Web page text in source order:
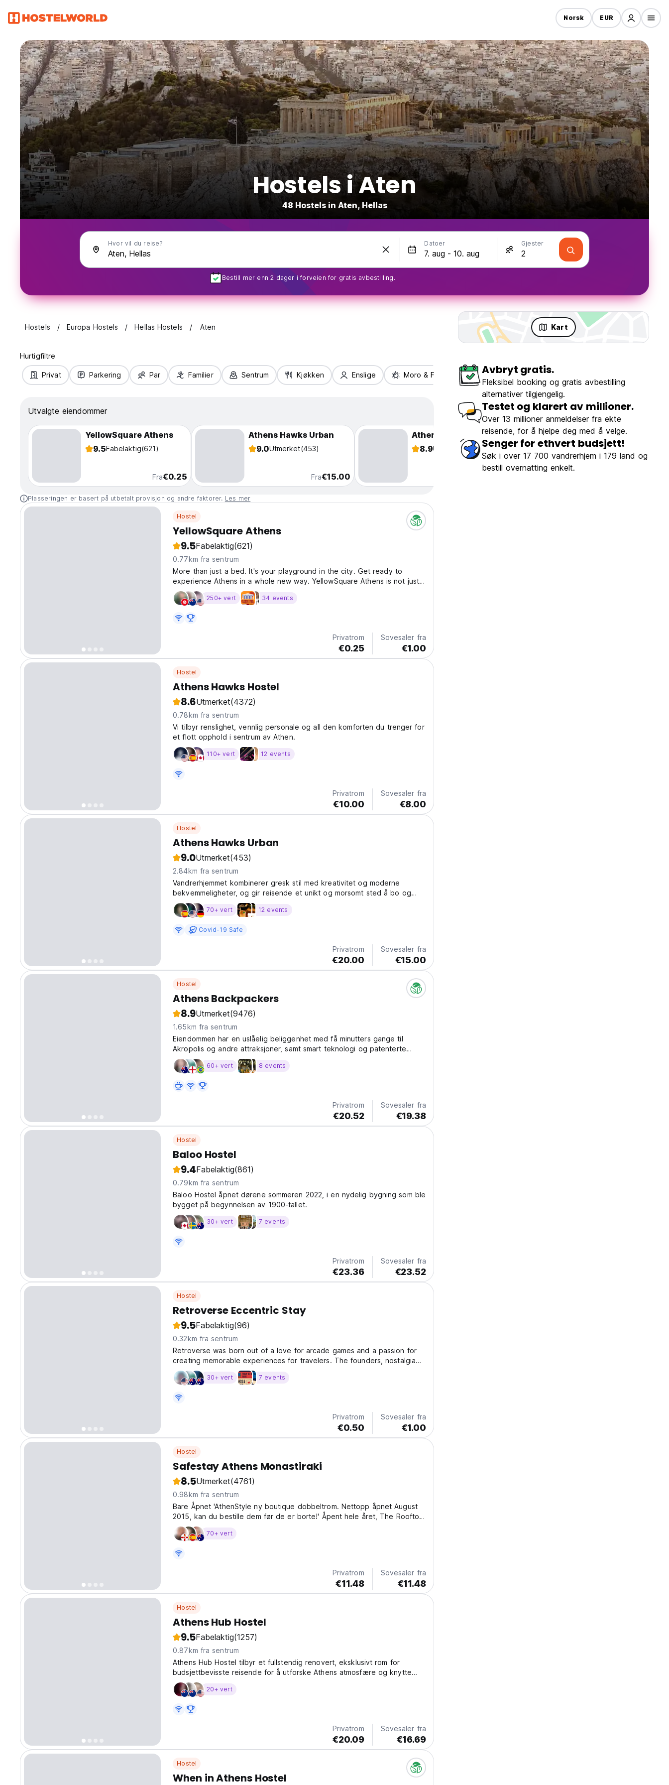
Norsk EUR
Hostels i Aten
48 Hostels in Aten, Hellas
Hvor vil du reise? Datoer Gjester
Bestill mer enn 2 dager i forveien for gratis avbestilling.
Hostels Europa Hostels Hellas Hostels Aten Kart
Hurtigfiltre
Privat Parkering Par Familier Sentrum Kjøkken Enslige Moro & Fest
Utvalgte eiendommer
YellowSquare Athens
9.5Fabelaktig(621)
Fra€0.25
Athens Hawks Urban
9.0Utmerket(453)
Fra€15.00
Athens Backpackers
8.9Utmerket(9476)
Plasseringen er basert på utbetalt provisjon og andre faktorer. Les mer
Hostel
YellowSquare Athens
9.5Fabelaktig(621)
0.77km fra sentrum
More than just a bed. It's your playground in the city. Get ready to
experience Athens in a whole new way. YellowSquare Athens is not just a
place to sleep. It's where travelers meet, connect, and play. Whether
you’re here to explore, work, dance, or unwind,...
250+ vert 34 events
Privatrom
€0.25
Sovesaler fra
€1.00
Hostel
Athens Hawks Hostel
8.6Utmerket(4372)
0.78km fra sentrum
Vi tilbyr renslighet, vennlig personale og all den komforten du trenger for
et flott opphold i sentrum av Athen.
110+ vert 12 events
Privatrom
€10.00
Sovesaler fra
€8.00
Hostel
Athens Hawks Urban
9.0Utmerket(453)
2.84km fra sentrum
Vandrerhjemmet kombinerer gresk stil med kreativitet og moderne
bekvemmeligheter, og gir reisende et unikt og morsomt sted å bo og
sosialisere.
70+ vert 12 events
Covid-19 Safe
Privatrom
€20.00
Sovesaler fra
€15.00
Hostel
Athens Backpackers
8.9Utmerket(9476)
1.65km fra sentrum
Eiendommen har en uslåelig beliggenhet med få minutters gange til
Akropolis og andre attraksjoner, samt smart teknologi og patenterte
private kapselsenger med USB-porter og strømuttak.
60+ vert 8 events
Privatrom
€20.52
Sovesaler fra
€19.38
Hostel
Baloo Hostel
9.4Fabelaktig(861)
0.79km fra sentrum
Baloo Hostel åpnet dørene sommeren 2022, i en nydelig bygning som ble
bygget på begynnelsen av 1900-tallet.
30+ vert 7 events
Privatrom
€23.36
Sovesaler fra
€23.52
Hostel
Retroverse Eccentric Stay
9.5Fabelaktig(96)
0.32km fra sentrum
Retroverse was born out of a love for arcade games and a passion for
creating memorable experiences for travelers. The founders, nostalgia
enthusiasts, envisioned a place where guests could relive the magic of
the past with modern comforts. Inspired by classic...
30+ vert 7 events
Privatrom
€0.50
Sovesaler fra
€1.00
Hostel
Safestay Athens Monastiraki
8.5Utmerket(4761)
0.98km fra sentrum
Bare Åpnet 'AthenStyle ny boutique dobbeltrom. Nettopp åpnet August
2015, kan du bestille dem før de er borte!' Åpent hele året, The Rooftop
Bar fullt dekket, oppvarmet og har en 360⁰ utsikt! Bli med oss opp
uansett vær! Topp kvalitet hostel! Hvorfor bo andre...
70+ vert
Privatrom
€11.48
Sovesaler fra
€11.48
Hostel
Athens Hub Hostel
9.5Fabelaktig(1257)
0.87km fra sentrum
Athens Hub Hostel tilbyr et fullstendig renovert, eksklusivt rom for
budsjettbevisste reisende for å utforske Athens atmosfære og knytte
forbindelser med andre backpackere.
20+ vert
Privatrom
€20.09
Sovesaler fra
€16.69
Hostel
When in Athens Hostel
Avbryt gratis.
Fleksibel booking og gratis avbestilling
alternativer tilgjengelig.
Testet og klarert av millioner.
Over 13 millioner anmeldelser fra ekte
reisende, for å hjelpe deg med å velge.
Senger for ethvert budsjett!
Søk i over 17 700 vandrerhjem i 179 land og
bestill overnatting enkelt.